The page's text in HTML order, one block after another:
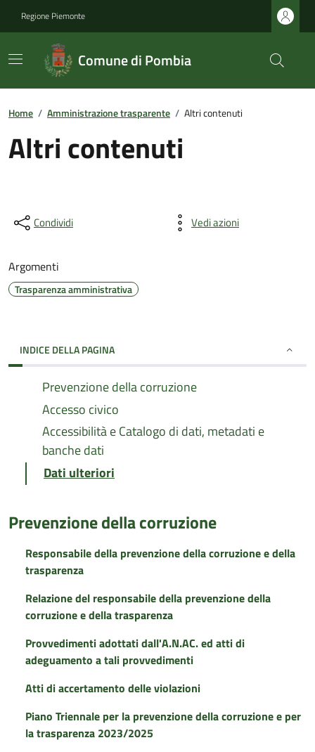
Regione Piemonte
Comune di Pombia
Home / Amministrazione trasparente / Altri contenuti
Altri contenuti
Condividi Vedi azioni
Argomenti
Trasparenza amministrativa
INDICE DELLA PAGINA
Prevenzione della corruzione
Accesso civico
Accessibilità e Catalogo di dati, metadati e
banche dati
Dati ulteriori
Prevenzione della corruzione
Responsabile della prevenzione della corruzione e della
trasparenza
Relazione del responsabile della prevenzione della
corruzione e della trasparenza
Provvedimenti adottati dall'A.N.AC. ed atti di
adeguamento a tali provvedimenti
Atti di accertamento delle violazioni
Piano Triennale per la prevenzione della corruzione e per
la trasparenza 2023/2025